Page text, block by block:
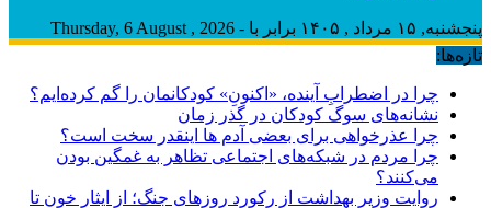
پنجشنبه, ۱۵ مرداد , ۱۴۰۵ برابر با - Thursday, 6 August , 2026
تازه‌ها:
چرا در اضطرابِ آینده، «اکنونِ» کودکانمان را گم کرده‌ایم؟
نشانه‌های سوگ کودکان در گذر زمان
چرا عذرخواهی برای بعضی آدم ها اینقدر سخت است؟
چرا مردم در شبکه‌های اجتماعی تظاهر به غمگین بودن
می‌کنند؟
روایت وزیر بهداشت از رکورد روزهای جنگ؛ از ایثار خون تا